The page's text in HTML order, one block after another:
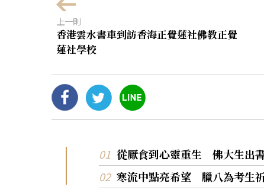
上一則
香港雲水書車到訪香海正覺蓮社佛教正覺
蓮社學校
從厭食到心靈重生 佛大生出
寒流中點亮希望 臘八為考生